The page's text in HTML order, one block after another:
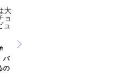
界ナビ・ルナ
１ 全１１巻